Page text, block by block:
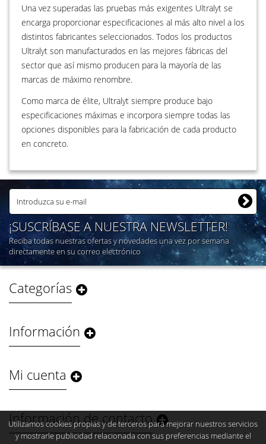
Una vez superadas las pruebas más exigentes Ultralyt se
encarga proporcionar especificaciones al más alto nivel a los
distintos fabricantes seleccionados. Todos los productos
Ultralyt son manufacturados en las mejores fábricas del
sector que así mismo producen para la mayoría de las
marcas de máximo renombre.
Como marca de élite, Ultralyt siempre produce bajo
especificaciones máximas e incorpora siempre todas las
opciones disponibles para la fabricación de cada producto
en concreto.
¡SUSCRÍBASE A NUESTRA NEWSLETTER!
Reciba todas nuestras ofertas y novedades una vez por semana
directamente en su correo electrónico
Categorías
Información
Mi cuenta
Información de contacto
Utilizamos cookies propias y de terceros para mejorar nuestros servicios
y mostrarle publicidad relacionada con sus preferencias mediante el